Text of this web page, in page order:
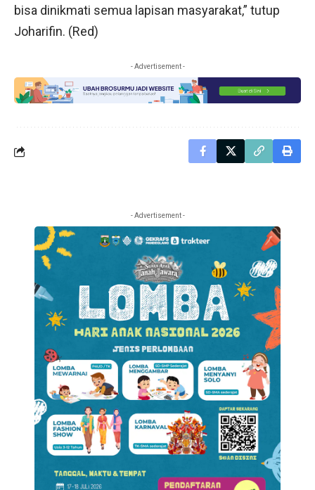
bisa dinikmati semua lapisan masyarakat,” tutup
Joharifin. (Red)
- Advertisement -
- Advertisement -